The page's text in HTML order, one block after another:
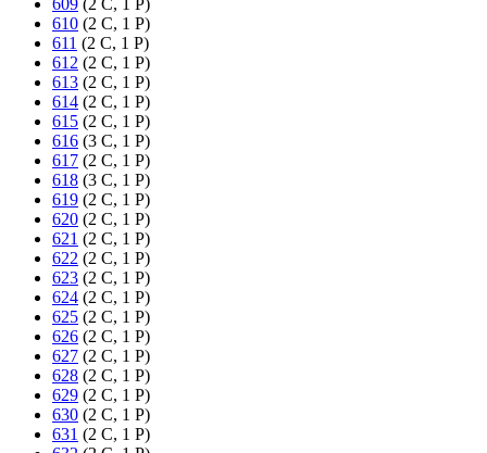
610 (2 C, 1 P)
611 (2 C, 1 P)
612 (2 C, 1 P)
613 (2 C, 1 P)
614 (2 C, 1 P)
615 (2 C, 1 P)
616 (3 C, 1 P)
617 (2 C, 1 P)
618 (3 C, 1 P)
619 (2 C, 1 P)
620 (2 C, 1 P)
621 (2 C, 1 P)
622 (2 C, 1 P)
623 (2 C, 1 P)
624 (2 C, 1 P)
625 (2 C, 1 P)
626 (2 C, 1 P)
627 (2 C, 1 P)
628 (2 C, 1 P)
629 (2 C, 1 P)
630 (2 C, 1 P)
631 (2 C, 1 P)